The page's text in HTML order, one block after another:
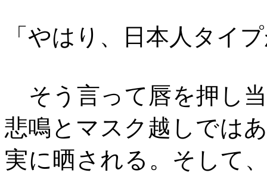
「やはり、日本人タイ
そう言って唇を押し
悲鳴とマスク越しでは
実に晒される。そして